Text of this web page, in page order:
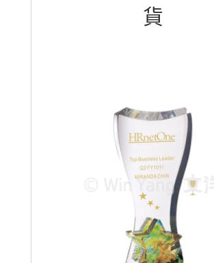
貨